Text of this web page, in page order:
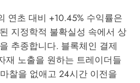
연초 대비 +10.45% 수익률은
지정학적 불확실성 속에서 상
추종합니다. 블록체인 결제
재 노출을 원하는 트레이더들
찰을 없애고 24시간 이전을